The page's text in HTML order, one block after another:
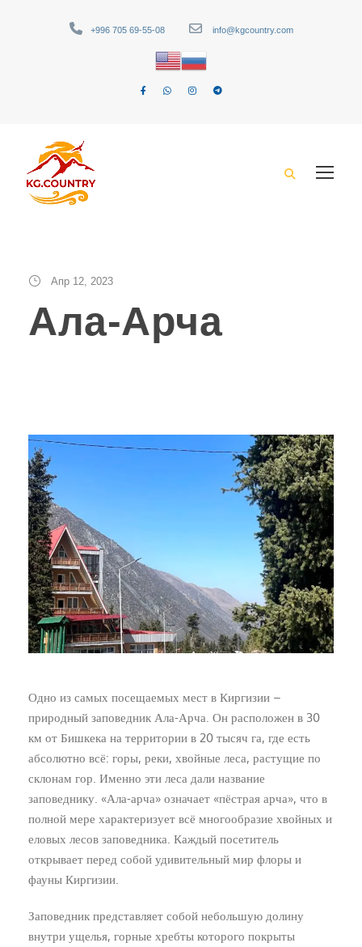
+996 705 69-55-08 info@kgcountry.com
Апр 12, 2023
Ала-Арча
Одно из самых посещаемых мест в Киргизии –
природный заповедник Ала-Арча. Он расположен в 30
км от Бишкека на территории в 20 тысяч га, где есть
абсолютно всё: горы, реки, хвойные леса, растущие по
склонам гор. Именно эти леса дали название
заповеднику. «Ала-арча» означает «пёстрая арча», что в
полной мере характеризует всё многообразие хвойных и
еловых лесов заповедника. Каждый посетитель
открывает перед собой удивительный мир флоры и
фауны Киргизии.
Заповедник представляет собой небольшую долину
внутри ущелья, горные хребты которого покрыты